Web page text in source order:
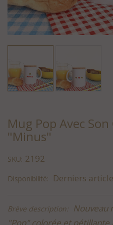
Mug Pop Avec
"Minus"
SKU: 2192
Disponibilité: Derniers
Brève description: Nouveau